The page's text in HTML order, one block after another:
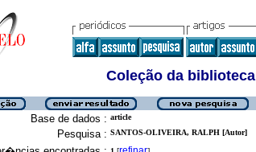
Coleção da biblioteca
Base de dados : article
Pesquisa : SANTOS-OLIVEIRA, RALPH [Autor]